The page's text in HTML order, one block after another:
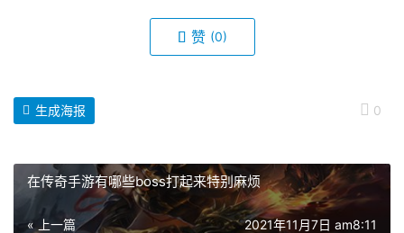
赞 (0)
0
生成海报
在传奇手游有哪些boss打起来特别麻烦
« 上一篇 2021年11月7日 am8:11